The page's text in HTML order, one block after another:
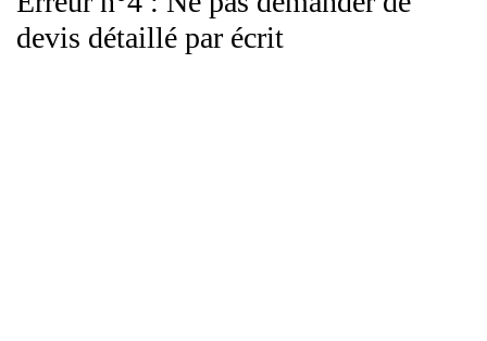
devis détaillé par écrit